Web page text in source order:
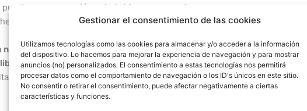
Gestionar el consentimiento de las cookies
Utilizamos tecnologías como las cookies para almacenar y/o acceder a la información
del dispositivo. Lo hacemos para mejorar la experiencia de navegación y para mostrar
anuncios (no) personalizados. El consentimiento a estas tecnologías nos permitirá
procesar datos como el comportamiento de navegación o los ID's únicos en este sitio.
No consentir o retirar el consentimiento, puede afectar negativamente a ciertas
características y funciones.
ser una
opción saludable como snack o postre
engorda?
noche de forma moderada no engordasiempre y cuando
y estés haciendo suficiente ejercicio.La fruta es
en fibra, lo que la hace beneficiosa para la pérdida de